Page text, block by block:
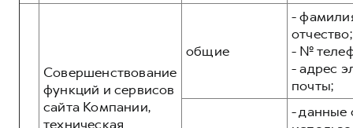
Совершенствование
функций и сервисов
сайта Компании,
техническая
общие
-
отчество;
- №
- адрес
почты;
- данные